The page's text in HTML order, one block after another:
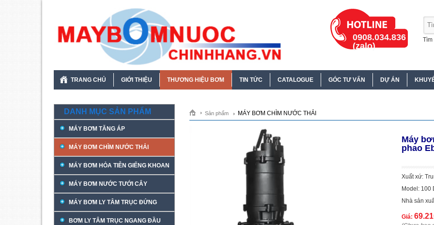
Tìm
0908.034.836
(zalo)
TRANG CHỦ GIỚI THIỆU THƯƠNG HIỆU BƠM TIN TỨC CATALOGUE GÓC TƯ VẤN DỰ ÁN
DANH MỤC SẢN PHẨM
MÁY BƠM TĂNG ÁP
MÁY BƠM CHÌM NƯỚC THẢI
MÁY BƠM HỎA TIỄN GIẾNG KHOAN
MÁY BƠM NƯỚC TƯỚI CÂY
MÁY BƠM LY TÂM TRỤC ĐỨNG
BƠM LY TÂM TRỤC NGANG ĐẦU
Sản phẩm MÁY BƠM CHÌM NƯỚC THẢI
Máy
phao
Xuất xứ:
Model: 100
Nhà sản
Giá: